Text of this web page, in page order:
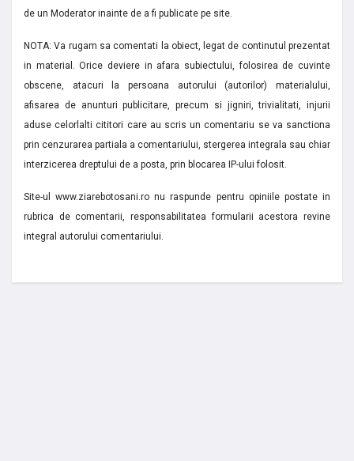
de un Moderator inainte de a fi publicate pe site.
NOTA: Va rugam sa comentati la obiect, legat de continutul prezentat
in material. Orice deviere in afara subiectului, folosirea de cuvinte
obscene, atacuri la persoana autorului (autorilor) materialului,
afisarea de anunturi publicitare, precum si jigniri, trivialitati, injurii
aduse celorlalti cititori care au scris un comentariu se va sanctiona
prin cenzurarea partiala a comentariului, stergerea integrala sau chiar
interzicerea dreptului de a posta, prin blocarea IP-ului folosit.
Site-ul www.ziarebotosani.ro nu raspunde pentru opiniile postate in
rubrica de comentarii, responsabilitatea formularii acestora revine
integral autorului comentariului.